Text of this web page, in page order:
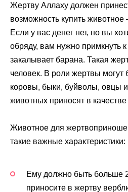
Жертву Аллаху должен
возможность купить
Если у вас денег нет, но вы
обряду, вам нужно примкнуть к
закалывает барана. Такая
человек. В роли жертвы
коровы, быки, буйволы, овцы
животных приносят в
Животное для
такие важные характеристики:
Ему должно быть больше
приносите в жертву